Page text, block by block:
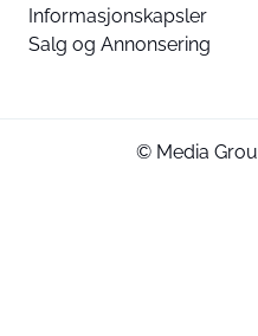
Informasjonskapsler
Salg og Annonsering
© Media